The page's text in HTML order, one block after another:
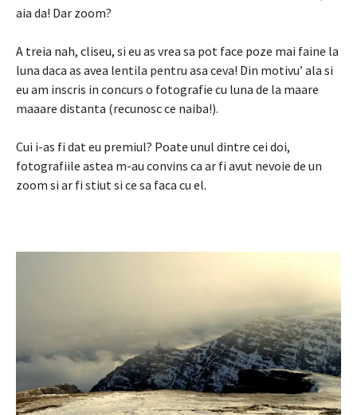
aia da! Dar zoom?
A treia nah, cliseu, si eu as vrea sa pot face poze mai faine la
luna daca as avea lentila pentru asa ceva! Din motivu’ ala si
eu am inscris in concurs o fotografie cu luna de la maare
maaare distanta (recunosc ce naiba!).
Cui i-as fi dat eu premiul? Poate unul dintre cei doi,
fotografiile astea m-au convins ca ar fi avut nevoie de un
zoom si ar fi stiut si ce sa faca cu el.